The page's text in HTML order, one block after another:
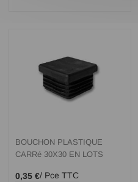
BOUCHON PLASTIQUE
CARRé 30X30 EN LOTS
0,35 €/ Pce TTC